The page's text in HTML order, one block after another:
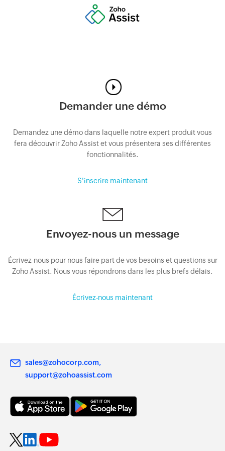
Demander une démo
Demandez une démo dans laquelle notre expert produit vous
fera découvrir Zoho Assist et vous présentera ses différentes
fonctionnalités.
S'inscrire maintenant
Envoyez-nous un message
Écrivez-nous pour nous faire part de vos besoins et questions sur
Zoho Assist. Nous vous répondrons dans les plus brefs délais.
Écrivez-nous maintenant
sales@zohocorp.com
support@zohoassist.com